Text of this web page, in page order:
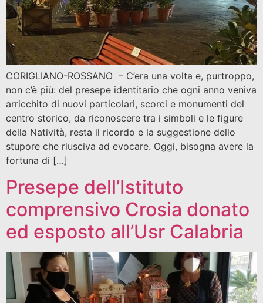
CORIGLIANO-ROSSANO – C’era una volta e, purtroppo,
non c’è più: del presepe identitario che ogni anno veniva
arricchito di nuovi particolari, scorci e monumenti del
centro storico, da riconoscere tra i simboli e le figure
della Natività, resta il ricordo e la suggestione dello
stupore che riusciva ad evocare. Oggi, bisogna avere la
fortuna di […]
Presepe dell’Istituto
comprensivo Crosia donato
ed esposto all’Usr Calabria